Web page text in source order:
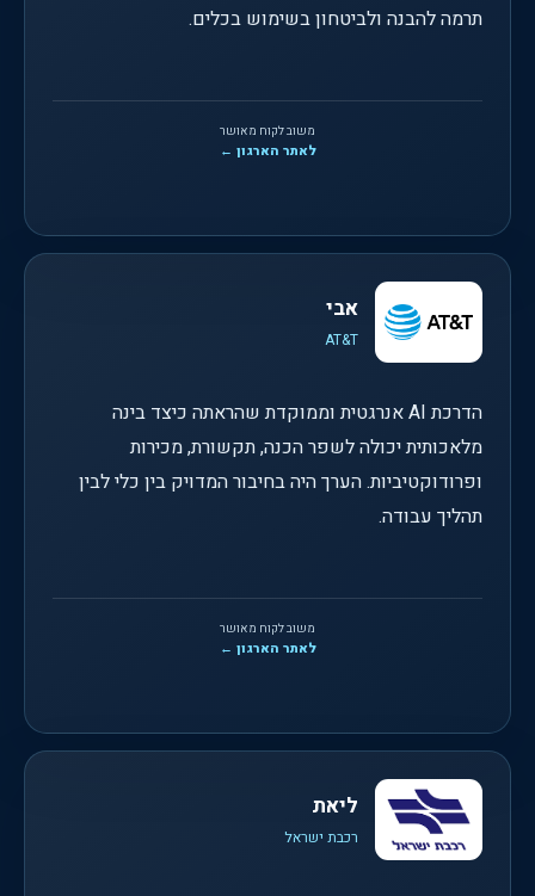
תרמה להבנה ולביטחון בשימוש בכלים.
משוב לקוח מאושר
לאתר הארגון ←
אבי
AT&T
הדרכת AI אנרגטית וממוקדת שהראתה כיצד בינה
מלאכותית יכולה לשפר הכנה, תקשורת, מכירות
ופרודוקטיביות. הערך היה בחיבור המדויק בין כלי לבין
תהליך עבודה.
משוב לקוח מאושר
לאתר הארגון ←
ליאת
רכבת ישראל